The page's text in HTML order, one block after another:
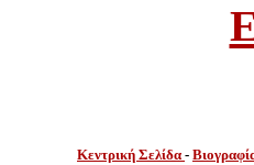
Κεντρική Σελίδα -